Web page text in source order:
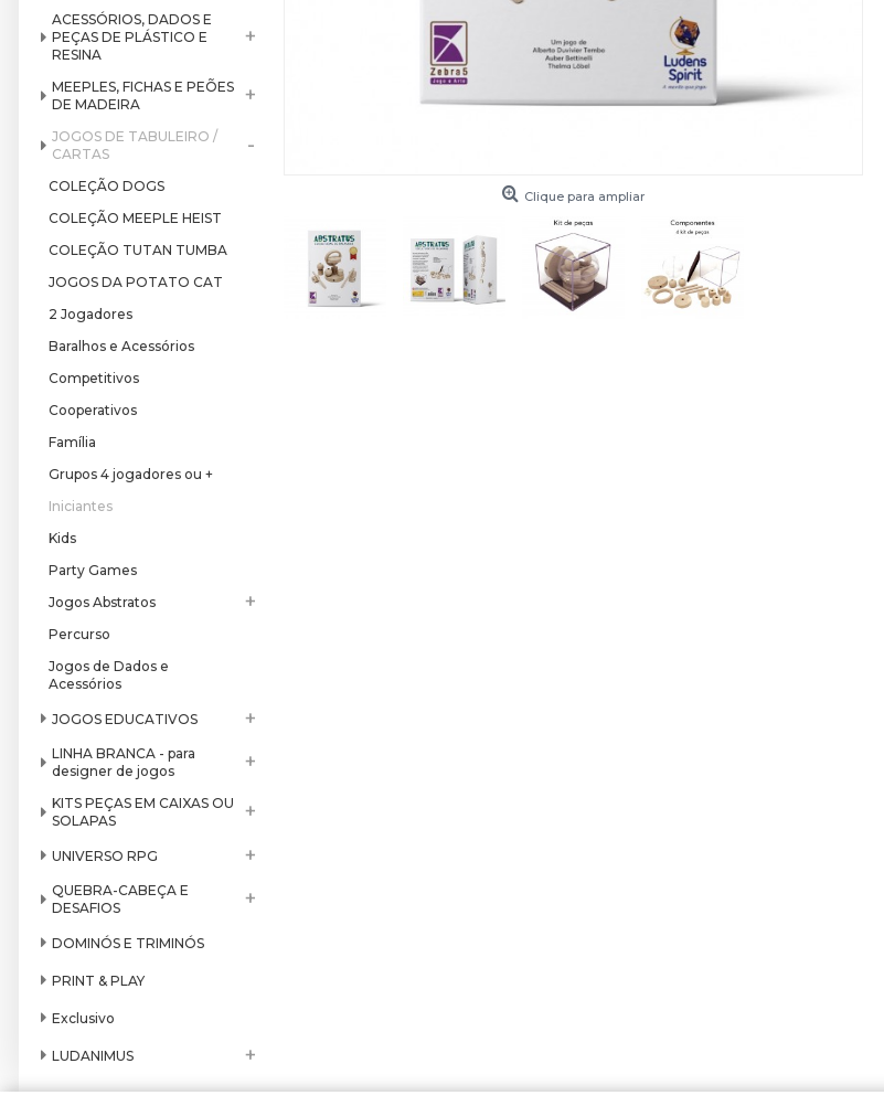
ACESSÓRIOS, DADOS E
PEÇAS DE PLÁSTICO E
RESINA
+
MEEPLES, FICHAS E PEÕES
DE MADEIRA
+
JOGOS DE TABULEIRO /
CARTAS
-
COLEÇÃO DOGS
COLEÇÃO MEEPLE HEIST
COLEÇÃO TUTAN TUMBA
JOGOS DA POTATO CAT
2 Jogadores
Baralhos e Acessórios
Competitivos
Cooperativos
Família
Grupos 4 jogadores ou +
Iniciantes
Kids
Party Games
Jogos Abstratos
+
Percurso
Jogos de Dados e
Acessórios
JOGOS EDUCATIVOS +
LINHA BRANCA - para
designer de jogos
+
KITS PEÇAS EM CAIXAS OU
SOLAPAS
+
UNIVERSO RPG +
QUEBRA-CABEÇA E
DESAFIOS
+
DOMINÓS E TRIMINÓS
PRINT & PLAY
Exclusivo
LUDANIMUS +
Clique para ampliar